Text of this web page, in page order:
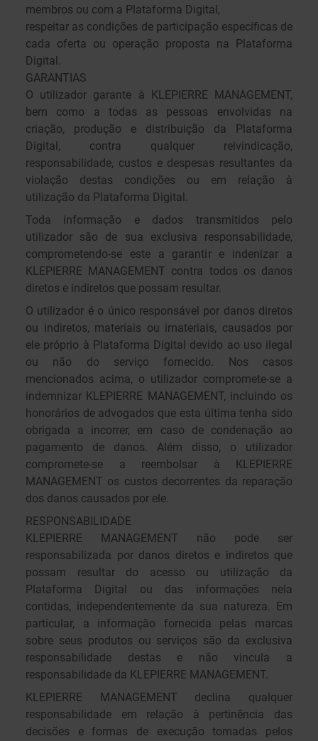
membros ou com a Plataforma Digital,
respeitar as condições de participação específicas de
cada oferta ou operação proposta na Plataforma
Digital.
GARANTIAS
O utilizador garante à KLEPIERRE MANAGEMENT,
bem como a todas as pessoas envolvidas na
criação, produção e distribuição da Plataforma
Digital, contra qualquer reivindicação,
responsabilidade, custos e despesas resultantes da
violação destas condições ou em relação à
utilização da Plataforma Digital.
Toda informação e dados transmitidos pelo
utilizador são de sua exclusiva responsabilidade,
comprometendo-se este a garantir e indenizar a
KLEPIERRE MANAGEMENT contra todos os danos
diretos e indiretos que possam resultar.
O utilizador é o único responsável por danos diretos
ou indiretos, materiais ou imateriais, causados por
ele próprio à Plataforma Digital devido ao uso ilegal
ou não do serviço fornecido. Nos casos
mencionados acima, o utilizador compromete-se a
indemnizar KLEPIERRE MANAGEMENT, incluindo os
honorários de advogados que esta última tenha sido
obrigada a incorrer, em caso de condenação ao
pagamento de danos. Além disso, o utilizador
compromete-se a reembolsar à KLEPIERRE
MANAGEMENT os custos decorrentes da reparação
dos danos causados por ele.
RESPONSABILIDADE
KLEPIERRE MANAGEMENT não pode ser
responsabilizada por danos diretos e indiretos que
possam resultar do acesso ou utilização da
Plataforma Digital ou das informações nela
contidas, independentemente da sua natureza. Em
particular, a informação fornecida pelas marcas
sobre seus produtos ou serviços são da exclusiva
responsabilidade destas e não vincula a
responsabilidade da KLEPIERRE MANAGEMENT.
KLEPIERRE MANAGEMENT declina qualquer
responsabilidade em relação à pertinência das
decisões e formas de execução tomadas pelos